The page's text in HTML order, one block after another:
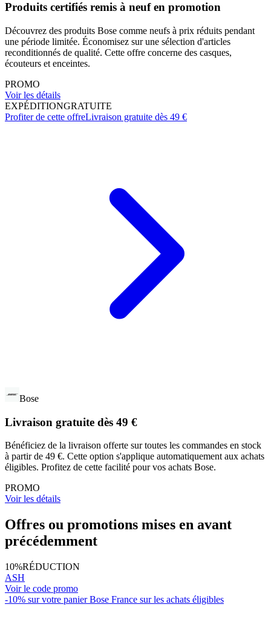
Produits certifiés remis à neuf en promotion
Découvrez des produits Bose comme neufs à prix réduits pendant
une période limitée. Économisez sur une sélection d'articles
reconditionnés de qualité. Cette offre concerne des casques,
écouteurs et enceintes.
PROMO
Voir les détails
EXPÉDITIONGRATUITE
Profiter de cette offreLivraison gratuite dès 49 €
Bose
Livraison gratuite dès 49 €
Bénéficiez de la livraison offerte sur toutes les commandes en stock
à partir de 49 €. Cette option s'applique automatiquement aux achats
éligibles. Profitez de cette facilité pour vos achats Bose.
PROMO
Voir les détails
Offres ou promotions mises en avant
précédemment
10%RÉDUCTION
ASH
Voir le code promo
-10% sur votre panier Bose France sur les achats éligibles